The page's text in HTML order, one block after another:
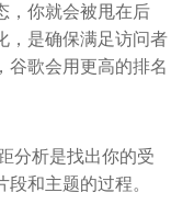
，你就会被甩在后
，是确保满足访问者
谷歌会用更高的排名
分析是找出你的受
和主题的过程。